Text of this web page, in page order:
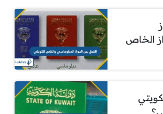
الخاص